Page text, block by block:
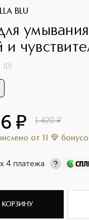
BLU
и
(0)
¤ 1 420 ¤
от 11
х 4 платежа
КОРЗИНУ